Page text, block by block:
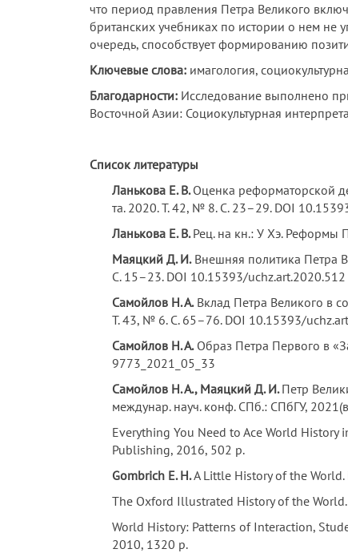
что период правления Петра Великого
британских учебниках по истории о нем не
очередь, способствует формированию
Ключевые слова: имагология,
Благодарности: Исследование выполнено
Восточной Азии: Социокультурная
Список литературы
Ланькова Е. В.Оценка реформаторской
та. 2020. Т. 42, № 8. С. 23–29. DOI
Ланькова Е. В.Рец. на кн.: У Хэ. Реформы
Маяцкий Д. И.Внешняя политика Петра
С. 15–23. DOI 10.15393/uchz.art.2020.512
Самойлов Н. А.Вклад Петра Великого в
Т. 43, № 6. С. 65–76. DOI 10.15393/
Самойлов Н. А.Образ Петра Первого в
9773_2021_05_33
Самойлов Н. А., Маяцкий Д. И.Петр
междунар. науч. конф. СПб.: СПбГУ,
Everything You Need to Ace World History
Publishing, 2016, 502 p.
Gombrich E. H.A Little History of the World.
The Oxford Illustrated History of the
World History: Patterns of Interaction,
2010, 1320 p.